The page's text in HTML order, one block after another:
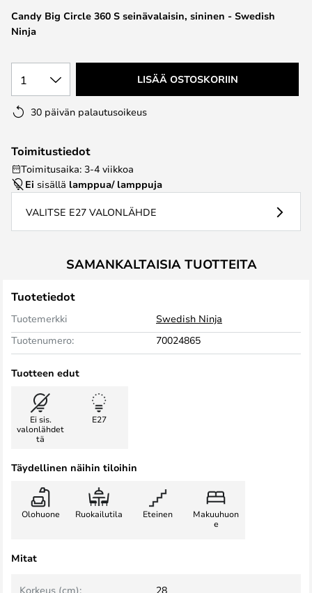
gallery
Candy Big Circle 360 S seinävalaisin, sininen - Swedish
Ninja
1 LISÄÄ OSTOSKORIIN
30 päivän palautusoikeus
Toimitustiedot
Toimitusaika: 3-4 viikkoa
Ei sisällä lamppua/ lamppuja
VALITSE E27 VALONLÄHDE
SAMANKALTAISIA TUOTTEITA
Tuotetiedot
Tuotemerkki
Swedish Ninja
Tuotenumero:
70024865
Tuotteen edut
Ei sis.
valonlähdet
tä
E27
Täydellinen näihin tiloihin
Olohuone Ruokailutila Eteinen
Makuuhuon
e
Mitat
Korkeus (cm): 28